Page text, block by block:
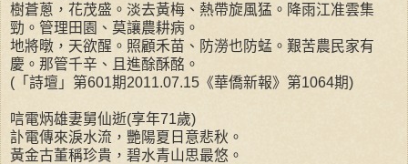
樹蒼蔥，花茂盛。淡去黃梅、熱帶旋風猛。降雨江准雲集
勁。管理田園、莫讓農耕病。
地將暾，天欲醒。照顧禾苗、防澇也防蜢。艱苦農民家有
慶。那管千辛、且進酴酥酩。
(「詩壇」第601期2011.07.15《華僑新報》第1064期)
唁電炳雄妻舅仙逝(享年71歲)
訃電傳來淚水流，艷陽夏日意悲秋。
黃金古董稱珍貴，碧水青山思最悠。